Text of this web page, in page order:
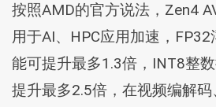
按照AMD的官方说法，Zen4
用于AI、HPC应用加速，
能可提升最多1.3倍，INT8整
提升最多2.5倍，在视频编解